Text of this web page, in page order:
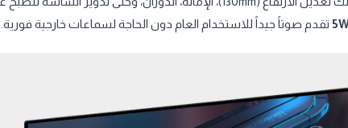
تقدم صوتاً جيداً للاستخدام العام دون الحاجة لسماعات خارجية فورية.